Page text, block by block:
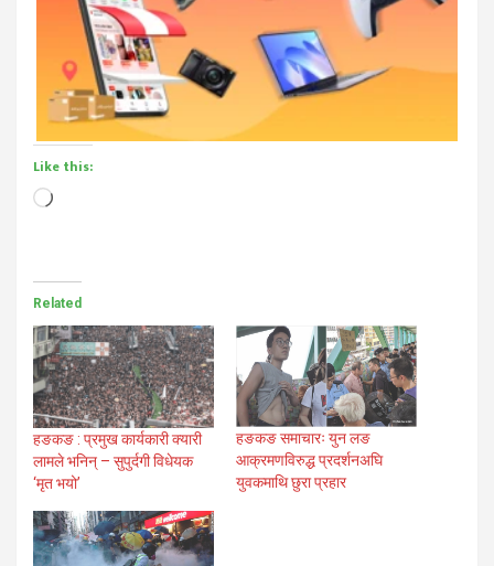
Like this:
Loading…
Related
हङकङ : प्रमुख कार्यकारी क्यारी
लामले भनिन् – सुपुर्दगी विधेयक
‘मृत भयो’
हङकङ समाचारः युन लङ
आक्रमणविरुद्ध प्रदर्शनअघि
युवकमाथि छुरा प्रहार